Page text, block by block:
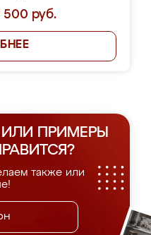
500 руб.
ПРИМЕРЫ
также или